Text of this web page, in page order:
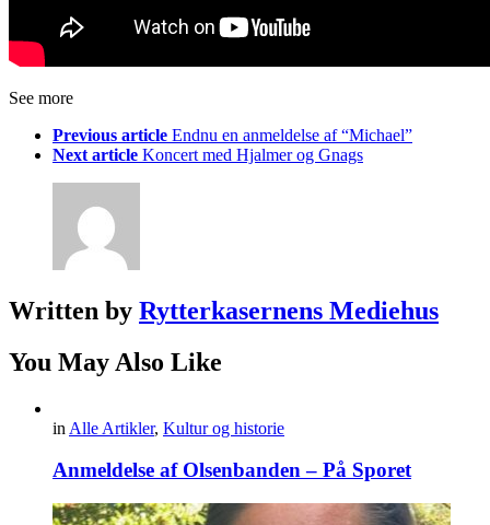
See more
Previous article Endnu en anmeldelse af “Michael”
Next article Koncert med Hjalmer og Gnags
Written by Rytterkasernens Mediehus
You May Also Like
in Alle Artikler, Kultur og historie
Anmeldelse af Olsenbanden – På Sporet